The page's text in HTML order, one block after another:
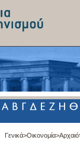
Γενικά>Οικονομία>